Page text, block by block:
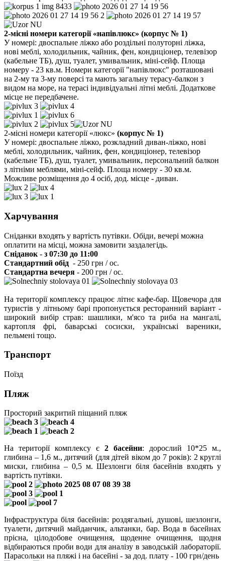
2-місні номери категорії «напівлюкс» (корпус № 1)
У номері: двоспальне ліжко або роздільні полуторні ліжка,
нові меблі, холодильник, чайник, фен, кондиціонер, телевізор
(кабельне ТБ), душ, туалет, умивальник, міні-сейф. Площа
номеру - 23 кв.м. Номери категорії "напівлюкс" розташовані
на 2-му та 3-му поверсі та мають загальну терасу-балкон з
видом на море, на терасі індивідуальні літні меблі. Додаткове
місце не передбачене.
2-місні номери категорії «люкс» (корпус № 1)
У номері: двоспальне ліжко, розкладний диван-ліжко, нові
меблі, холодильник, чайник, фен, кондиціонер, телевізор
(кабельне ТБ), душ, туалет, умивальник, персональний балкон
з літніми меблями, міні-сейф. Площа номеру - 30 кв.м.
Можливе розміщення до 4 осіб, дод. місце - диван.
Харчування
Сніданки входять у вартість путівки. Обіди, вечері можна
оплатити на місці, можна замовити заздалегідь.
Сніданок - з 07:30 до 11:00
Стандартний обід - 250 грн / ос.
Стандартна вечеря - 200 грн / ос.
На території комплексу працює літнє кафе-бар. Щовечора для
туристів у літньому барі пропонується ресторанний варіант -
широкий вибір страв: шашлики, м'ясо та риба на мангалі,
картопля фрі, баварські сосиски, українські вареники,
пельмені тощо.
Транспорт
Поїзд
Пляж
Просторий закритий піщаний пляж
На території комплексу є 2 басейни: дорослий 10*25 м.,
глибина – 1,6 м., дитячий (для дітей віком до 7 років): 2 круглі
миски, глибина – 0,5 м. Шезлонги біля басейнів входять у
вартість путівки.
Інфраструктура біля басейнів: роздягальні, душові, шезлонги,
туалети, дитячий майданчик, альтанки, бар. Вода в басейнах
прісна, цілодобове очищення, щоденне очищення, щодня
відбираються проби води для аналізу в заводській лабораторії.
Парасольки на пляжі і на басейні - за дод. плату - 100 грн/день